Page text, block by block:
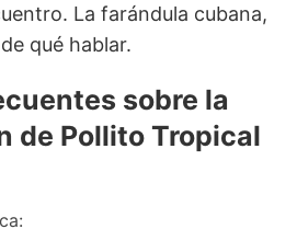
La farándula cubana,
qué hablar.
sobre la
de Pollito Tropical